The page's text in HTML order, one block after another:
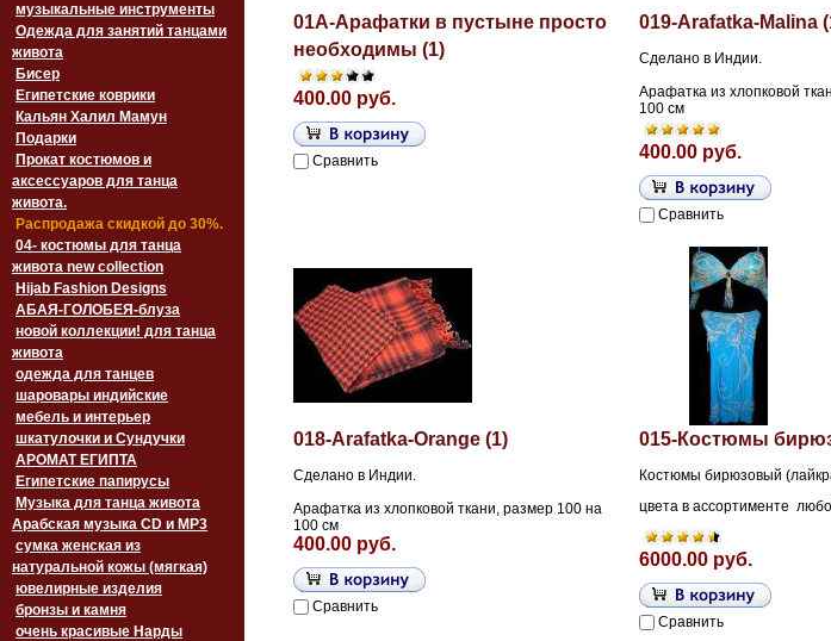
музыкальные инструменты
Одежда для занятий танцами
живота
Бисер
Египетские коврики
Кальян Халил Мамун
Подарки
Прокат костюмов и
аксессуаров для танца
живота.
Распродажа скидкой до 30%.
04- костюмы для танца
живота new collection
Hijab Fashion Designs
АБАЯ-ГОЛОБЕЯ-блуза
новой коллекции! для танца
живота
одежда для танцев
шаровары индийские
мебель и интерьер
шкатулочки и Сундучки
АРОМАТ ЕГИПТА
Египетские папирусы
Музыка для танца живота
Арабская музыка CD и MP3
сумка женская из
натуральной кожы (мягкая)
ювелирные изделия
бронзы и камня
очень красивые Нарды
01A-Арафатки в пустыне просто
необходимы (1)
400.00 руб.
Сравнить
019-Arafatka-Malina
Сделано в Индии.
Арафатка из хлопковой
100 см
400.00 руб.
Сравнить
018-Arafatka-Orange (1)
Сделано в Индии.
Арафатка из хлопковой ткани, размер 100 на
100 см
400.00 руб.
Сравнить
015-Костюмы
Костюмы бирюзовый
цвета в ассортименте
6000.00 руб.
Сравнить